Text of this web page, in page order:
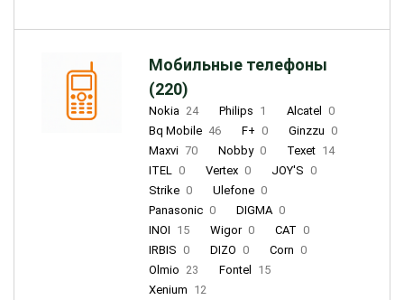
Мобильные телефоны
(220)
Nokia 24 Philips 1 Alcatel
0
Bq Mobile 46 F+ 0 Ginzzu 0
Maxvi 70 Nobby 0 Texet 14
ITEL 0 Vertex 0 JOY'S 0
Strike 0 Ulefone 0
Panasonic 0 DIGMA 0
INOI 15 Wigor 0 CAT 0
IRBIS 0 DIZO 0 Corn 0
Olmio 23 Fontel
15
Xenium 12